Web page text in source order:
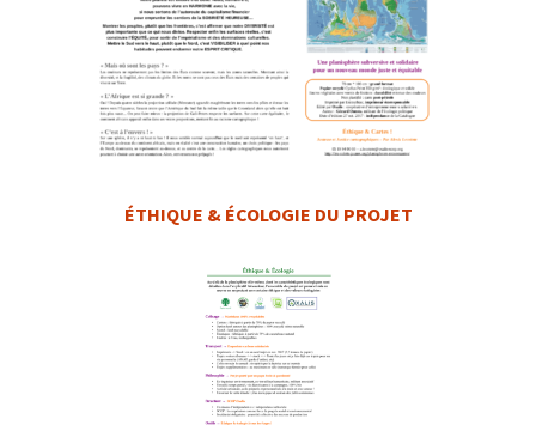
ÉTHIQUE & ÉCOLOGIE DU PROJET